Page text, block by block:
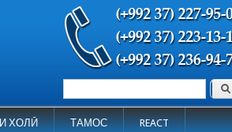
ХОЛӢ ТАМОС REACT
Форма поиска Поиск